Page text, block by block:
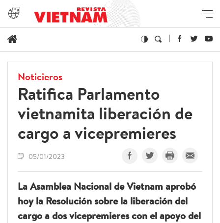
Noticieros
Ratifica Parlamento
vietnamita liberación de
cargo a vicepremieres
05/01/2023
La Asamblea Nacional de Vietnam aprobó
hoy la Resolución sobre la liberación del
cargo a dos vicepremieres con el apoyo del